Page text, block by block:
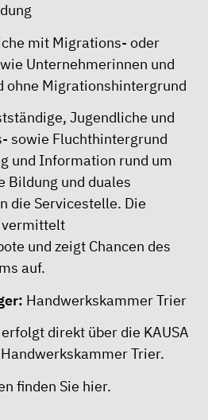
mit Migrations- oder
Unternehmerinnen und
ohne Migrationshintergrund
Jugendliche und
sowie Fluchthintergrund
und Information rund um
Bildung und duales
die Servicestelle. Die
vermittelt
und zeigt Chancen des
auf.
Handwerkskammer Trier
direkt über die KAUSA
Trier.
finden Sie hier.